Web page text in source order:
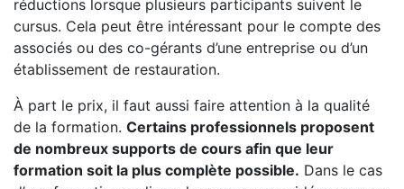
réductions lorsque plusieurs participants suivent le
cursus. Cela peut être intéressant pour le compte des
associés ou des co-gérants d’une entreprise ou d’un
établissement de restauration.
À part le prix, il faut aussi faire attention à la qualité
de la formation. Certains professionnels proposent
de nombreux supports de cours afin que leur
formation soit la plus complète possible. Dans le cas